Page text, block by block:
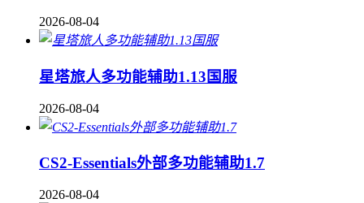
2026-08-04
星塔旅人多功能辅助1.13国服
2026-08-04
CS2-Essentials外部多功能辅助1.7
2026-08-04